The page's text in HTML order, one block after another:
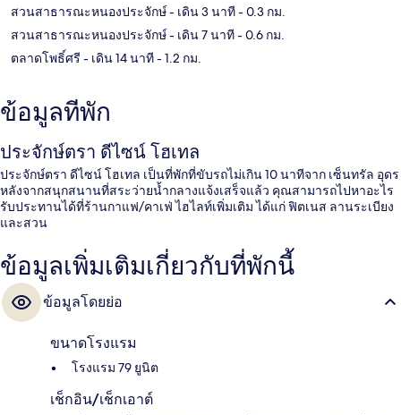
สวนสาธารณะหนองประจักษ์- เดิน 3 นาที- 0.3 กม.
สวนสาธารณะหนองประจักษ์- เดิน 7 นาที- 0.6 กม.
ตลาดโพธิ์ศรี - เดิน 14 นาที- 1.2 กม.
ข้อมูลที่พัก
ประจักษ์ตรา ดีไซน์ โฮเทล
ประจักษ์ตรา ดีไซน์ โฮเทล เป็นที่พักที่ขับรถไม่เกิน 10 นาทีจาก เซ็นทรัล อุดร
หลังจากสนุกสนานที่สระว่ายน้ำกลางแจ้งเสร็จแล้ว คุณสามารถไปหาอะไร
รับประทานได้ที่ร้านกาแฟ/คาเฟ่ ไฮไลท์เพิ่มเติม ได้แก่ ฟิตเนส ลานระเบียง
และสวน
ข้อมูลเพิ่มเติมเกี่ยวกับที่พักนี้
ข้อมูลโดยย่อ
ขนาดโรงแรม
โรงแรม 79 ยูนิต
เช็กอิน/เช็กเอาต์